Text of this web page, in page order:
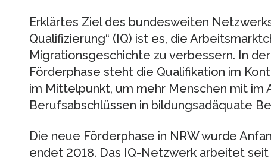
Erklärtes Ziel des bundesweiten
Qualifizierung“ (IQ) ist es, die
Migrationsgeschichte zu verbessern. In
Förderphase steht die Qualifikation im
im Mittelpunkt, um mehr Menschen mit im
Berufsabschlüssen in bildungsadäquate
Die neue Förderphase in NRW wurde
endet 2018. Das IQ-Netzwerk arbeitet